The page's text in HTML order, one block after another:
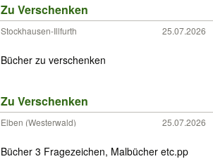
Zu Verschenken
Stockhausen-Illfurth 25.07.2026
Bücher zu verschenken
Zu Verschenken
Elben (Westerwald) 25.07.2026
Bücher 3 Fragezeichen, Malbücher etc.pp